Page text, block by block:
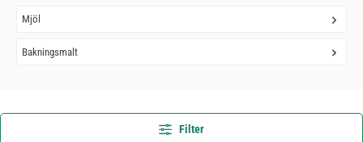
Mjöl
Bakningsmalt
Filter